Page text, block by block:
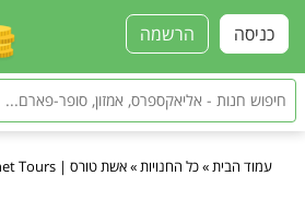
הרשמה כניסה
עמוד הבית »כל החנויות »אשת טורס | Eshet Tours